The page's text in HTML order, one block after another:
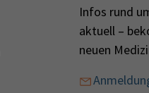
Infos rund
aktuell –
neuen